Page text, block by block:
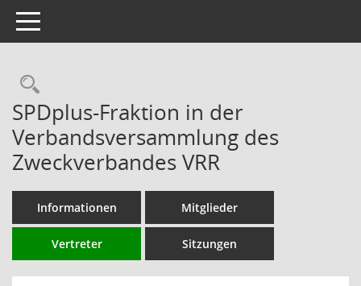
Toggle navigation
Rechercheauswahl
SPDplus-Fraktion in der
Verbandsversammlung des
Zweckverbandes VRR
Informationen Mitglieder
Vertreter Sitzungen